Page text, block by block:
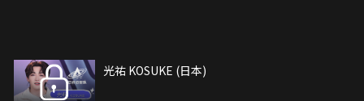
光祐 KOSUKE (日本)